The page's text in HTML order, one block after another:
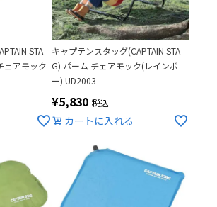
STA
ェアモック
キャプテンスタッグ(CAPTAIN STA
G) パーム チェアモック(レインボ
ー) UD2003
¥5,830 税込
カートに入れる